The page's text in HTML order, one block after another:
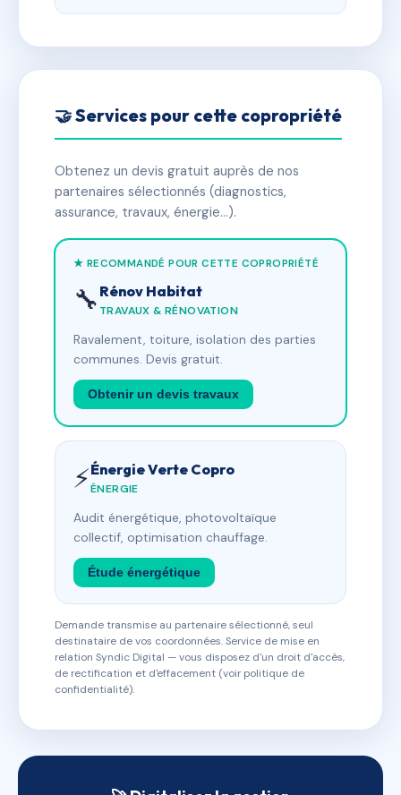
🤝 Services pour cette copropriété
Obtenez un devis gratuit auprès de nos
partenaires sélectionnés (diagnostics,
assurance, travaux, énergie…).
★ RECOMMANDÉ POUR CETTE COPROPRIÉTÉ
🔧 Rénov Habitat
TRAVAUX & RÉNOVATION
Ravalement, toiture, isolation des parties
communes. Devis gratuit.
Obtenir un devis travaux
⚡Énergie Verte Copro
ÉNERGIE
Audit énergétique, photovoltaïque
collectif, optimisation chauffage.
Étude énergétique
Demande transmise au partenaire sélectionné, seul
destinataire de vos coordonnées. Service de mise en
relation Syndic Digital — vous disposez d'un droit d'accès,
de rectification et d'effacement (voir politique de
confidentialité).